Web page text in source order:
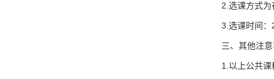
2.选课方式为
3.选课时间
三、其他注
1.以上公共